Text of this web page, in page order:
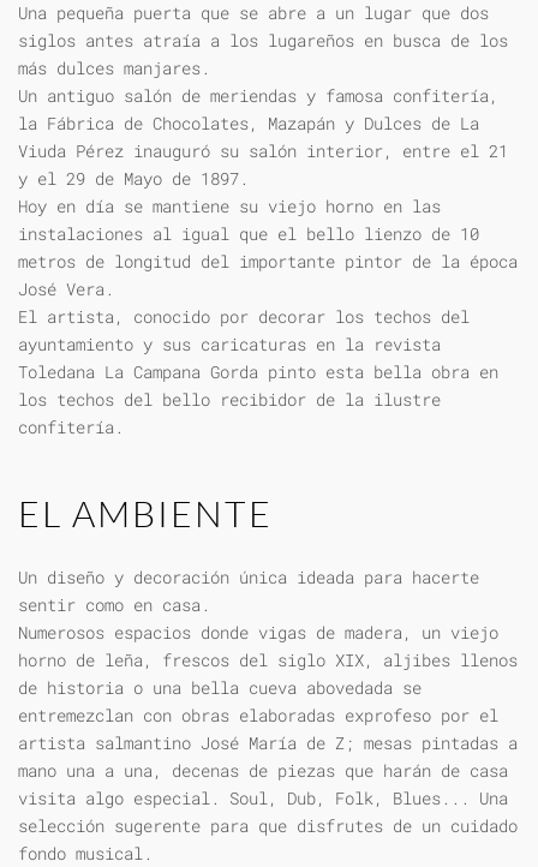
Una pequeña puerta que se abre a un lugar que dos
siglos antes atraía a los lugareños en busca de los
más dulces manjares.
Un antiguo salón de meriendas y famosa confitería,
la Fábrica de Chocolates, Mazapán y Dulces de La
Viuda Pérez inauguró su salón interior, entre el 21
y el 29 de Mayo de 1897.
Hoy en día se mantiene su viejo horno en las
instalaciones al igual que el bello lienzo de 10
metros de longitud del importante pintor de la época
José Vera.
El artista, conocido por decorar los techos del
ayuntamiento y sus caricaturas en la revista
Toledana La Campana Gorda pinto esta bella obra en
los techos del bello recibidor de la ilustre
confitería.
EL AMBIENTE
Un diseño y decoración única ideada para hacerte
sentir como en casa.
Numerosos espacios donde vigas de madera, un viejo
horno de leña, frescos del siglo XIX, aljibes llenos
de historia o una bella cueva abovedada se
entremezclan con obras elaboradas exprofeso por el
artista salmantino José María de Z; mesas pintadas a
mano una a una, decenas de piezas que harán de casa
visita algo especial. Soul, Dub, Folk, Blues... Una
selección sugerente para que disfrutes de un cuidado
fondo musical.